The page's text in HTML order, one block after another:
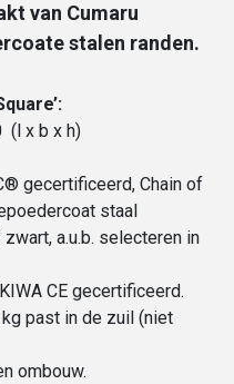
van Cumaru
stalen randen.
(l x b x h)
gecertificeerd, Chain of
staal
a.u.b. selecteren in
CE gecertificeerd.
past in de zuil (niet
ombouw.